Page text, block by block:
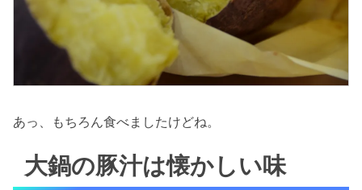
あっ、もちろん食べましたけどね。
大鍋の豚汁は懐かしい味